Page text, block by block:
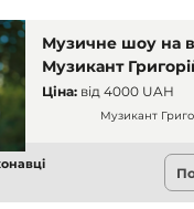
Музичне шоу на
Музикант
Ціна: від 4000 UAH
Музикант